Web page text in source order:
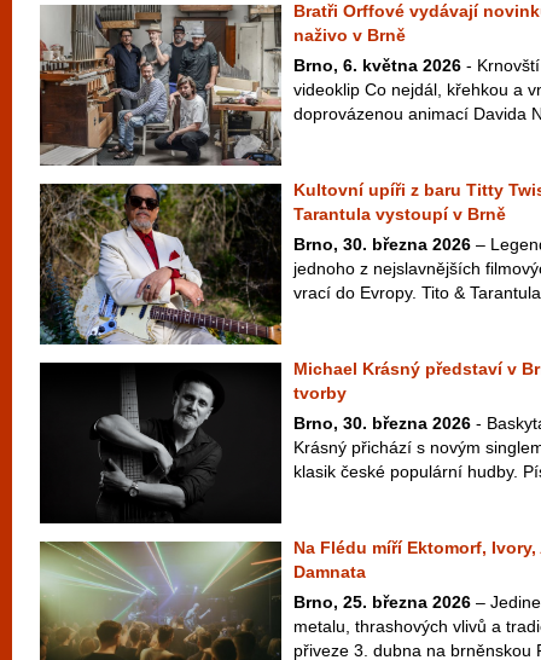
Bratři Orffové vydávají
naživo v Brně
Brno, 6. května 2026 -
videoklip Co nejdál, křehkou a
doprovázenou animací Davida
Kultovní upíři z baru Titty
Tarantula vystoupí v Brně
Brno, 30. března 2026 –
jednoho z nejslavnějších
vrací do Evropy. Tito &
Michael Krásný představí v
tvorby
Brno, 30. března 2026 -
Krásný přichází s novým
klasik české populární hudby.
Na Flédu míří Ektomorf,
Damnata
Brno, 25. března 2026 –
metalu, thrashových vlivů a
přiveze 3. dubna na brněnskou